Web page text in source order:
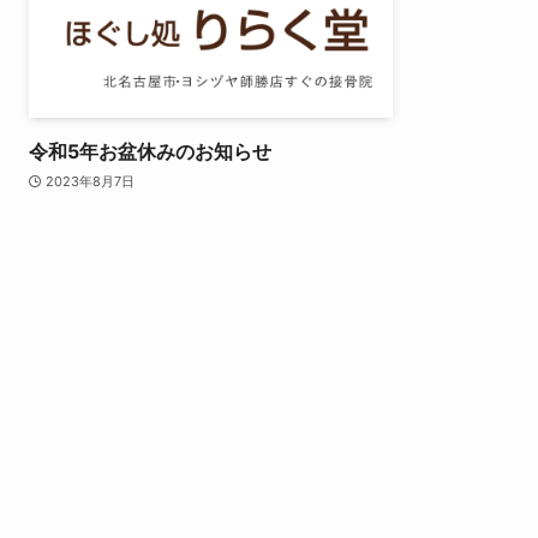
令和5年お盆休みのお知らせ
2023年8月7日